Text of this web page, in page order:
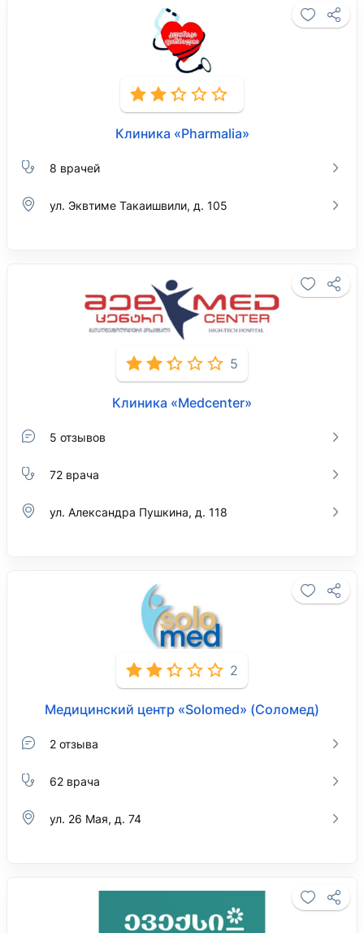
Клиника «Pharmalia»
8 врачей
ул. Эквтиме Такаишвили, д. 105
5
Клиника «Medcenter»
5 отзывов
72 врача
ул. Александра Пушкина, д. 118
2
Медицинский центр «Solomed» (Соломед)
2 отзыва
62 врача
ул. 26 Мая, д. 74